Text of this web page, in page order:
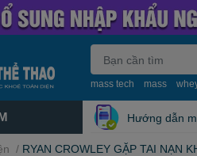
mass tech mass
Hướng dẫn
/ RYAN CROWLEY GẶP TAI NẠN